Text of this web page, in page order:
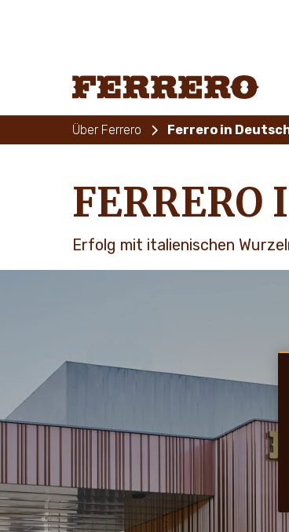
Über Ferrero Ferrero in
FERRERO
Erfolg mit italienischen